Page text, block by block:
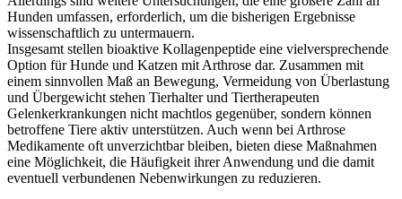
Hunden umfassen, erforderlich, um die bisherigen Ergebnisse
wissenschaftlich zu untermauern.
Insgesamt stellen bioaktive Kollagenpeptide eine vielversprechende
Option für Hunde und Katzen mit Arthrose dar. Zusammen mit
einem sinnvollen Maß an Bewegung, Vermeidung von Überlastung
und Übergewicht stehen Tierhalter und Tiertherapeuten
Gelenkerkrankungen nicht machtlos gegenüber, sondern können
betroffene Tiere aktiv unterstützen. Auch wenn bei Arthrose
Medikamente oft unverzichtbar bleiben, bieten diese Maßnahmen
eine Möglichkeit, die Häufigkeit ihrer Anwendung und die damit
eventuell verbundenen Nebenwirkungen zu reduzieren.